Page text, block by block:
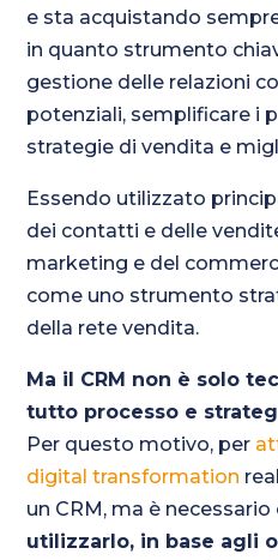
e sta acquistando
in quanto strumento
gestione delle relazioni
potenziali, semplificare i
strategie di vendita e
Essendo utilizzato
dei contatti e delle
marketing e del
come uno strumento
della rete vendita.
Ma il CRM non è solo
tutto processo e
Per questo motivo, per
digital transformation
un CRM, ma è necessario
utilizzarlo, in base agli